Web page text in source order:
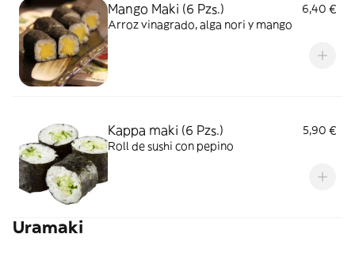
Mango Maki (6 Pzs.)
6,40 €
Arroz vinagrado, alga nori y mango
Kappa maki (6 Pzs.)
5,90 €
Roll de sushi con pepino
Uramaki